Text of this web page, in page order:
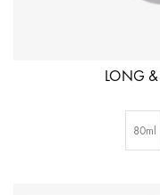
LONG
80ml